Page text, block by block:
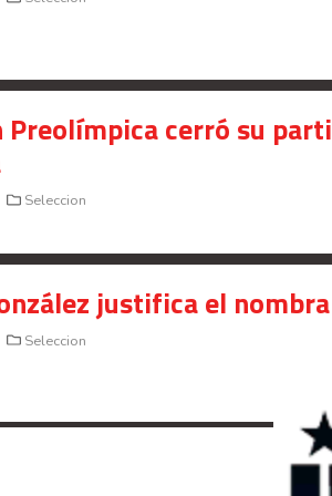
Preolímpica cerró su
Seleccion
justifica el
Seleccion